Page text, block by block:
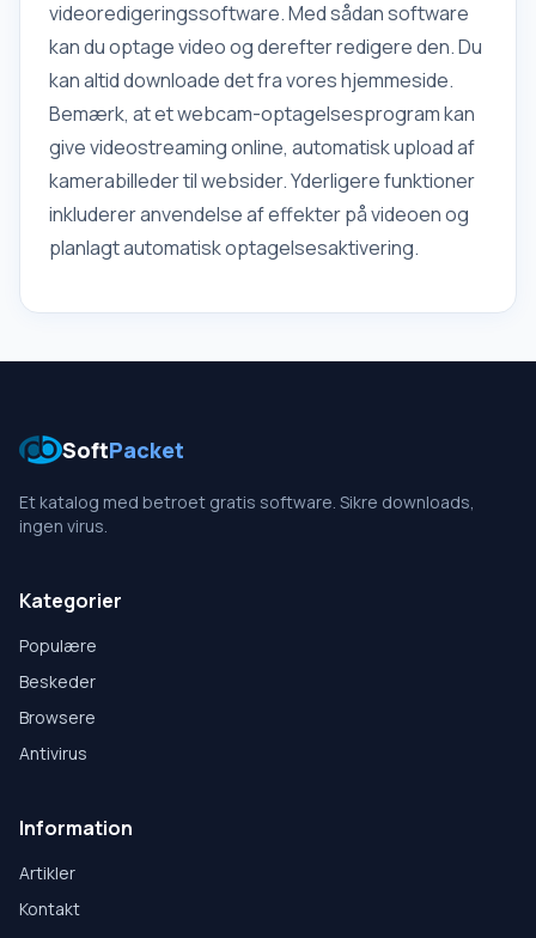
videoredigeringssoftware. Med sådan software
kan du optage video og derefter redigere den. Du
kan altid downloade det fra vores hjemmeside.
Bemærk, at et webcam-optagelsesprogram kan
give videostreaming online, automatisk upload af
kamerabilleder til websider. Yderligere funktioner
inkluderer anvendelse af effekter på videoen og
planlagt automatisk optagelsesaktivering.
SoftPacket
Et katalog med betroet gratis software. Sikre downloads,
ingen virus.
Kategorier
Populære
Beskeder
Browsere
Antivirus
Information
Artikler
Kontakt